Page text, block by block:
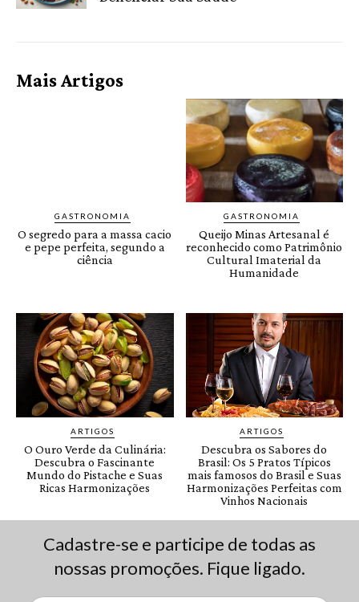
Cadastre-se e participe de todas as
nossas promoções. Fique ligado.